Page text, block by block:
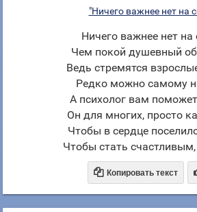
"Ничего важнее нет на
Ничего важнее нет на
Чем покой душевный
Ведь стремятся
Редко можно самому
А психолог вам
Он для многих, просто
Чтобы в сердце
Чтобы стать
 Копировать текст